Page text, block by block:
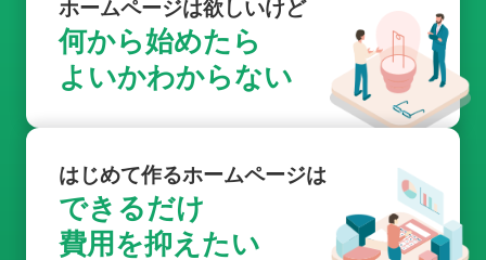
ホームページは欲しいけど
何から始めたら
よいかわからない
はじめて作るホームページは
できるだけ
費用を抑えたい